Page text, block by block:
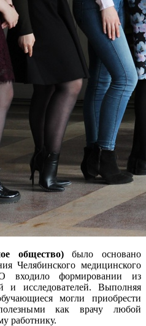
общество)было основано
Челябинского медицинского
входилоформировании из
и исследователей. Выполняя
могли приобрести
как врачу любой
работнику.